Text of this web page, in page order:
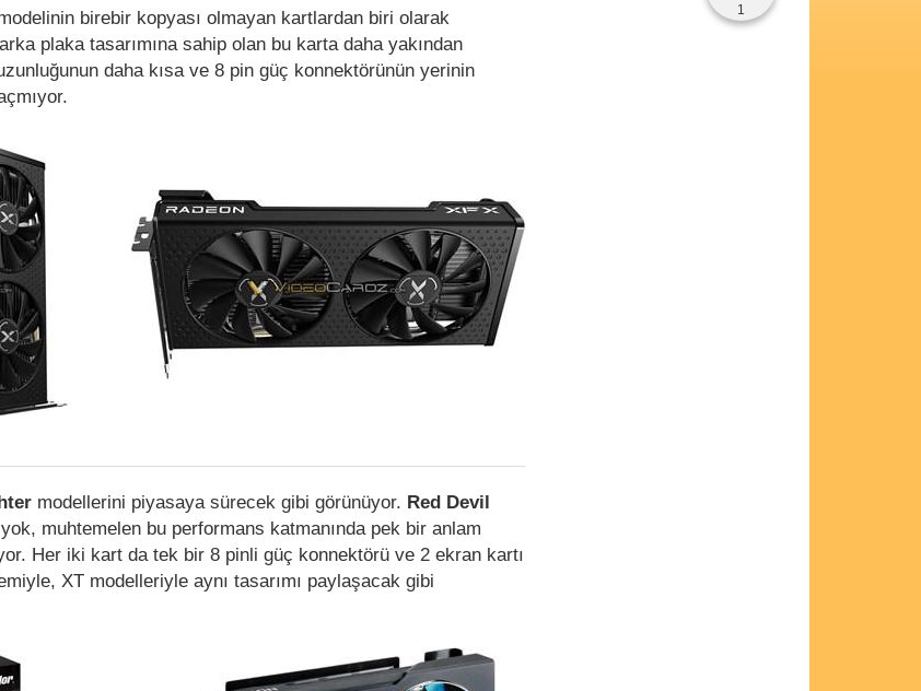
1
birebir kopyası olmayan kartlardan biri olarak
plaka tasarımına sahip olan bu karta daha yakından
daha kısa ve 8 pin güç konnektörünün yerinin
modellerini piyasaya sürecek gibi görünüyor. Red Devil
muhtemelen bu performans katmanında pek bir anlam
Her iki kart da tek bir 8 pinli güç konnektörü ve 2 ekran kartı
XT modelleriyle aynı tasarımı paylaşacak gibi